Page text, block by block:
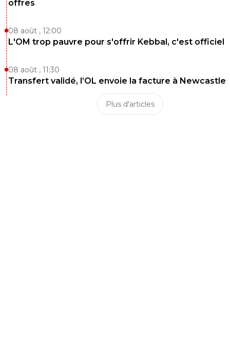
offres
08 août , 12:00
L'OM trop pauvre pour s'offrir Kebbal, c'est officiel
08 août , 11:30
Transfert validé, l’OL envoie la facture à Newcastle
Plus d'articles